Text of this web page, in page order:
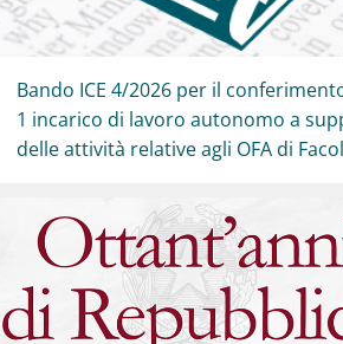
Titolo card:
Bando ICE 4/2026 per il
1 incarico di lavoro autonomo a
delle attività relative agli OFA di